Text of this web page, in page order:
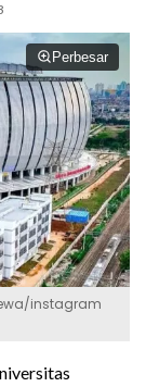
Perbesar
instagram